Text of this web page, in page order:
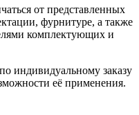
от представленных
фурнитуре, а также
комплектующих и
индивидуальному заказу
её применения.